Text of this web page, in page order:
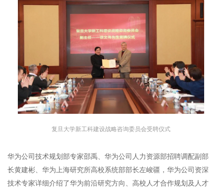
复旦大学新工科建设战略咨询委员会受聘仪式
华为公司技术规划部专家邵禹、华为公司人力资源部招聘调配副部
长黄建彬、华为上海研究所高校系统部部长左峻疆，华为公司资深
技术专家详细介绍了华为前沿研究方向、高校人才合作规划及人才